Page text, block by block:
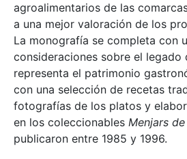
agroalimentarios de las
a una mejor valoración de los
La monografía se completa con
consideraciones sobre el legado
representa el patrimonio
con una selección de recetas
fotografías de los platos y
en los coleccionables Menjars
publicaron entre 1985 y 1996.